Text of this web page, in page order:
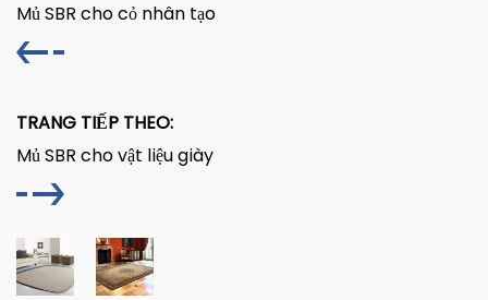
Mủ SBR cho cỏ nhân tạo
TRANG TIẾP THEO:
Mủ SBR cho vật liệu giày